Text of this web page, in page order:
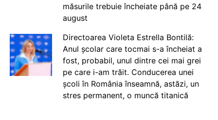
măsurile trebuie încheiate până pe 24
august
Directoarea Violeta Estrella Bontilă:
Anul școlar care tocmai s-a încheiat a
fost, probabil, unul dintre cei mai grei
pe care i-am trăit. Conducerea unei
școli în România înseamnă, astăzi, un
stres permanent, o muncă titanică